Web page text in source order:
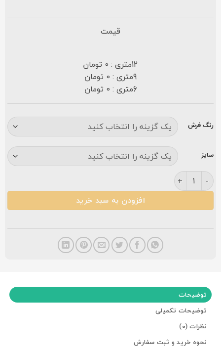
قیمت
12متری : 0 تومان
9متری : 0 تومان
6متری : 0 تومان
رنگ فرش
سایز
فرش مشهد ۱۲۰۰ شانه طرح 803306 طوسی عدد
افزودن به سبد خرید
توضیحات
توضیحات تکمیلی
نظرات (0)
نحوه خرید و ثبت سفارش